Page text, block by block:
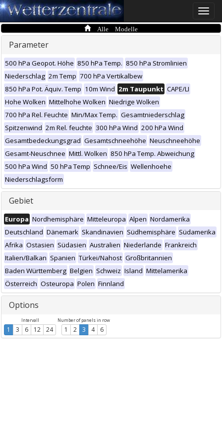
Toggle
Alle Modelle
Parameter
500 hPa Geopot. Höhe 850 hPa Temp. 850 hPa Stromlinien
Niederschlag 2m Temp 700 hPa Vertikalbew
850 hPa Pot. Äquiv. Temp 10m Wind 2m Taupunkt CAPE/LI
Hohe Wolken Mittelhohe Wolken Niedrige Wolken
700 hPa Rel. Feuchte Min/Max Temp. Gesamtniederschlag
Spitzenwind 2m Rel. feuchte 300 hPa Wind 200 hPa Wind
Gesamtbedeckungsgrad Gesamtschneehöhe Neuschneehöhe
Gesamt-Neuschnee Mittl. Wolken 850 hPa Temp. Abweichung
500 hPa Wind 50 hPa Temp Schnee/Eis Wellenhoehe
Niederschlagsform
Gebiet
Europa Nordhemisphäre Mitteleuropa Alpen Nordamerika
Deutschland Dänemark Skandinavien Südhemisphäre Südamerika
Afrika Ostasien Südasien Australien Niederlande Frankreich
Italien/Balkan Spanien Türkei/Nahost Großbritannien
Baden Württemberg Belgien Schweiz Island Mittelamerika
Österreich Osteuropa Polen Finnland
Options
Intervall
1 3 6 12 24
Number of panels in row
1 2 3 4 6